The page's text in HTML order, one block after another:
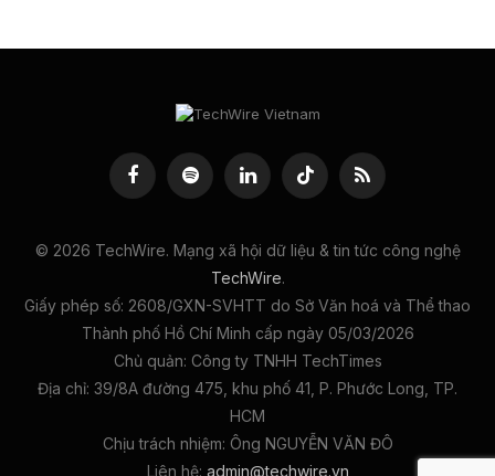
FacebookSpotify LinkedInTikTok RSS
© 2026 TechWire. Mạng xã hội dữ liệu & tin tức công nghệ
TechWire.
Giấy phép số: 2608/GXN-SVHTT do Sở Văn hoá và Thể thao
Thành phố Hồ Chí Minh cấp ngày 05/03/2026
Chủ quản: Công ty TNHH TechTimes
Địa chỉ: 39/8A đường 475, khu phố 41, P. Phước Long, TP.
HCM
Chịu trách nhiệm: Ông NGUYỄN VĂN ĐÔ
Liên hệ: admin@techwire.vn